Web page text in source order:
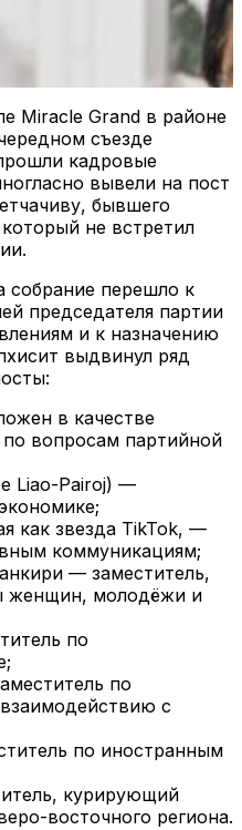
Miracle Grand в районе
съезде
кадровые
вывели на пост
бывшего
не встретил
собрание перешло к
председателя партии
и к назначению
выдвинул ряд
в качестве
по вопросам партийной
Liao-Pairoj) —
как звезда TikTok, —
коммуникациям;
— заместитель,
женщин, молодёжи и
по
по
с
по иностранным
курирующий
восточного региона.